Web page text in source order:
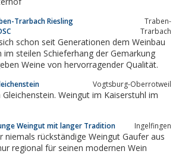
Trarbach Riesling
Traben-
Trarbach
steilen Schieferhang der Gemarkung
Weine von hervorragender Qualität.
Vogtsburg-Oberrotweil
Weingut im Kaiserstuhl im
Weingut mit langer Tradition Ingelfingen
niemals rückständige Weingut Gaufer aus
regional für seinen modernen Wein